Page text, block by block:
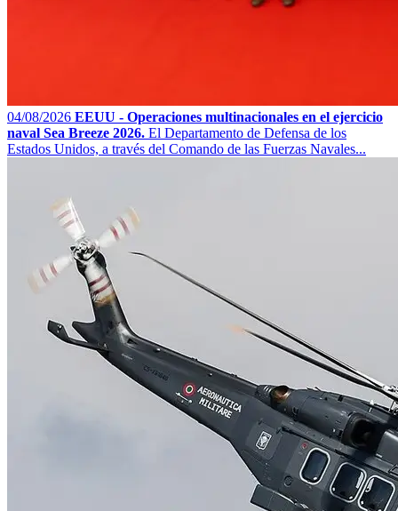
04/08/2026 EEUU - Operaciones multinacionales en el ejercicio
naval Sea Breeze 2026. El Departamento de Defensa de los
Estados Unidos, a través del Comando de las Fuerzas Navales...